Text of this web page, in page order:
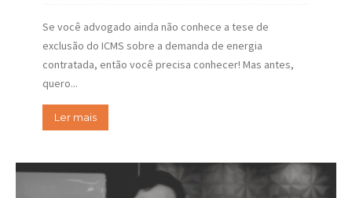
Se você advogado ainda não conhece a tese de
exclusão do ICMS sobre a demanda de energia
contratada, então você precisa conhecer! Mas antes,
quero...
Ler mais